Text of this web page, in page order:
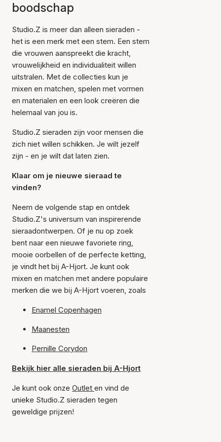
boodschap
Studio.Z is meer dan alleen sieraden -
het is een merk met een stem. Een stem
die vrouwen aanspreekt die kracht,
vrouwelijkheid en individualiteit willen
uitstralen. Met de collecties kun je
mixen en matchen, spelen met vormen
en materialen en een look creëren die
helemaal van jou is.
Studio.Z sieraden zijn voor mensen die
zich niet willen schikken. Je wilt jezelf
zijn - en je wilt dat laten zien.
Klaar om je nieuwe sieraad te
vinden?
Neem de volgende stap en ontdek
Studio.Z's universum van inspirerende
sieraadontwerpen. Of je nu op zoek
bent naar een nieuwe favoriete ring,
mooie oorbellen of de perfecte ketting,
je vindt het bij A-Hjort. Je kunt ook
mixen en matchen met andere populaire
merken die we bij A-Hjort voeren, zoals
Enamel Copenhagen
Maanesten
Pernille Corydon
Bekijk hier alle sieraden bij A-Hjort
Je kunt ook onze Outlet en vind de
unieke Studio.Z sieraden tegen
geweldige prijzen!